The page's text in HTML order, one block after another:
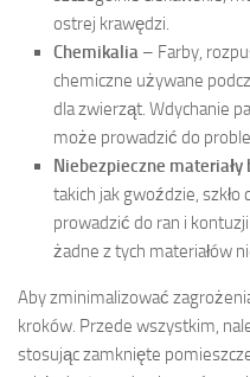
ostrej krawędzi.
Chemikalia – Farby,
chemiczne używane
dla zwierząt. Wdychanie
może prowadzić do
Niebezpieczne materiały
takich jak gwoździe,
prowadzić do ran i
żadne z tych materiałów
Aby zminimalizować
kroków. Przede wszystkim,
stosując zamknięte